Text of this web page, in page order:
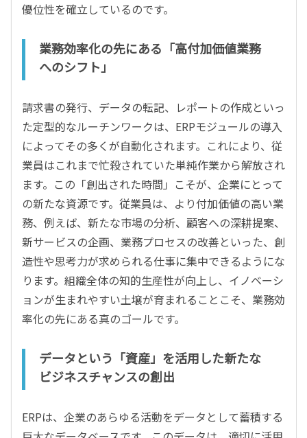
優位性を確立しているのです。
業務効率化の先にある「高付加価値業務
へのシフト」
請求書の発行、データの転記、レポートの作成といっ
た定型的なルーチンワークは、ERPモジュールの導入
によってその多くが自動化されます。これにより、従
業員はこれまで忙殺されていた単純作業から解放され
ます。この「創出された時間」こそが、企業にとって
の新たな資源です。従業員は、より付加価値の高い業
務、例えば、新たな市場の分析、顧客への深耕提案、
新サービスの企画、業務プロセスの改善といった、創
造性や思考力が求められる仕事に集中できるようにな
ります。組織全体の知的生産性が向上し、イノベーシ
ョンが生まれやすい土壌が育まれることこそ、業務効
率化の先にある真のゴールです。
データという「資産」を活用した新たな
ビジネスチャンスの創出
ERPは、企業のあらゆる活動をデータとして蓄積する